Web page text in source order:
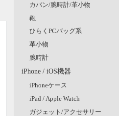
カバン/腕時計/革小物
鞄
ひらくPCバッグ系
革小物
腕時計
iPhone / iOS機器
iPhoneケース
iPad / Apple Watch
ガジェット/アクセサリー